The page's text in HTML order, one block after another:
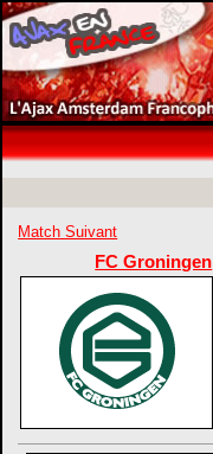
Match Suivant
FC Groningen